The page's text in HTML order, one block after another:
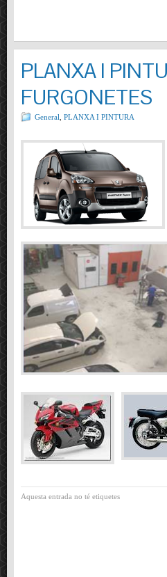
PLANXA I
FURGONETES
General PLANXA I PINTURA
Aquesta entrada no té etiquetes